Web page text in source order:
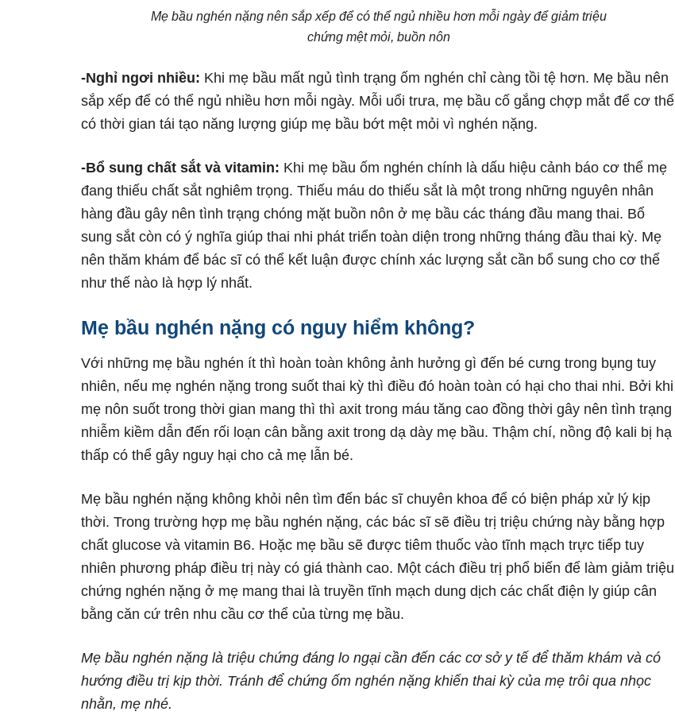
Mẹ bầu nghén nặng nên sắp xếp để có thể ngủ nhiều hơn mỗi ngày để giảm triệu
chứng mệt mỏi, buồn nôn
-Nghỉ ngơi nhiều: Khi mẹ bầu mất ngủ tình trạng ốm nghén chỉ càng tồi tệ hơn. Mẹ bầu nên
sắp xếp để có thể ngủ nhiều hơn mỗi ngày. Mỗi uổi trưa, mẹ bầu cố gắng chợp mắt để cơ thể
có thời gian tái tạo năng lượng giúp mẹ bầu bớt mệt mỏi vì nghén nặng.
-Bổ sung chất sắt và vitamin: Khi mẹ bầu ốm nghén chính là dấu hiệu cảnh báo cơ thể mẹ
đang thiếu chất sắt nghiêm trọng. Thiếu máu do thiếu sắt là một trong những nguyên nhân
hàng đầu gây nên tình trạng chóng mặt buồn nôn ở mẹ bầu các tháng đầu mang thai. Bổ
sung sắt còn có ý nghĩa giúp thai nhi phát triển toàn diện trong những tháng đầu thai kỳ. Mẹ
nên thăm khám để bác sĩ có thể kết luận được chính xác lượng sắt cần bổ sung cho cơ thể
như thế nào là hợp lý nhất.
Mẹ bầu nghén nặng có nguy hiểm không?
Với những mẹ bầu nghén ít thì hoàn toàn không ảnh hưởng gì đến bé cưng trong bụng tuy
nhiên, nếu mẹ nghén nặng trong suốt thai kỳ thì điều đó hoàn toàn có hại cho thai nhi. Bởi khi
mẹ nôn suốt trong thời gian mang thì thì axit trong máu tăng cao đồng thời gây nên tình trạng
nhiễm kiềm dẫn đến rối loạn cân bằng axit trong dạ dày mẹ bầu. Thậm chí, nồng độ kali bị hạ
thấp có thể gây nguy hại cho cả mẹ lẫn bé.
Mẹ bầu nghén nặng không khỏi nên tìm đến bác sĩ chuyên khoa để có biện pháp xử lý kịp
thời. Trong trường hợp mẹ bầu nghén nặng, các bác sĩ sẽ điều trị triệu chứng này bằng hợp
chất glucose và vitamin B6. Hoặc mẹ bầu sẽ được tiêm thuốc vào tĩnh mạch trực tiếp tuy
nhiên phương pháp điều trị này có giá thành cao. Một cách điều trị phổ biến để làm giảm triệu
chứng nghén nặng ở mẹ mang thai là truyền tĩnh mạch dung dịch các chất điện ly giúp cân
bằng căn cứ trên nhu cầu cơ thể của từng mẹ bầu.
Mẹ bầu nghén nặng là triệu chứng đáng lo ngại cần đến các cơ sở y tế để thăm khám và có
hướng điều trị kịp thời. Tránh để chứng ốm nghén nặng khiến thai kỳ của mẹ trôi qua nhọc
nhằn, mẹ nhé.